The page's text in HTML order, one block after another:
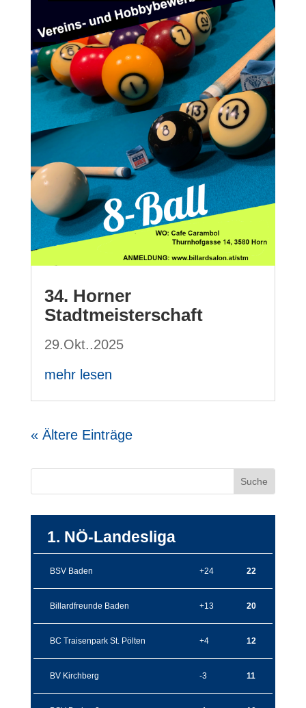
34. Horner
Stadtmeisterschaft
29.Okt..2025
mehr lesen
« Ältere Einträge
1. NÖ-Landesliga
BSV Baden +24 22
Billardfreunde Baden +13 20
BC Traisenpark St. Pölten +4 12
BV Kirchberg -3 11